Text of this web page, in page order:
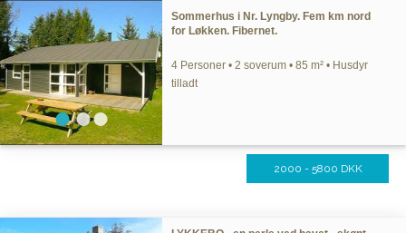
Sommerhus i Nr. Lyngby. Fem km nord
for Løkken. Fibernet.
4 Personer • 2 soverum • 85 m² • Husdyr
tilladt
2000 - 5800 DKK